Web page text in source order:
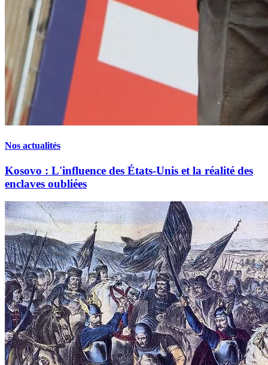
Nos actualités
Kosovo : L'influence des États-Unis et la réalité des
enclaves oubliées